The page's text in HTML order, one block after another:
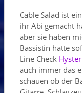
Cable Salad ist
ihr Abi gemacht
aber sie haben
Bassistin hatte
Line Check
auch immer das
schauen ob der